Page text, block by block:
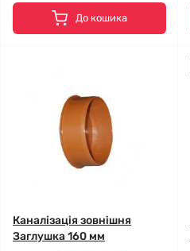
До кошика
Каналізація зовнішня
Заглушка 160 мм